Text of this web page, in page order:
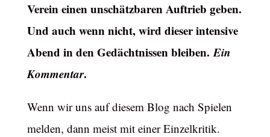
Verein einen unschätzbaren Auftrieb geben.
Und auch wenn nicht, wird dieser intensive
Abend in den Gedächtnissen bleiben.Ein
Kommentar.
Wenn wir uns auf diesem Blog nach Spielen
melden, dann meist mit einer Einzelkritik.